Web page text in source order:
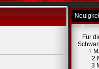
Für
1
2
3